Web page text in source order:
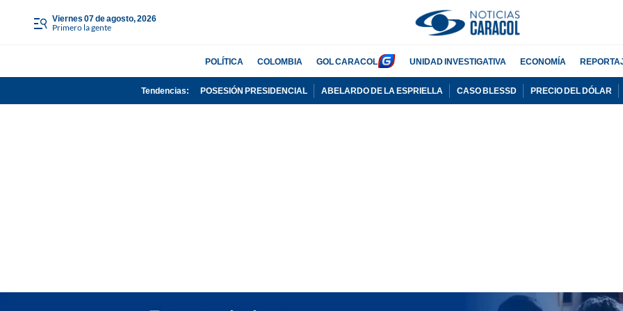
viernes 07 de agosto, 2026
Primero la gente
POLÍTICA COLOMBIA GOL CARACOL UNIDAD INVESTIGATIVA ECONOMÍA
Tendencias: POSESIÓN PRESIDENCIAL ABELARDO DE LA ESPRIELLA CASO BLESSD PRECIO DEL DÓLAR